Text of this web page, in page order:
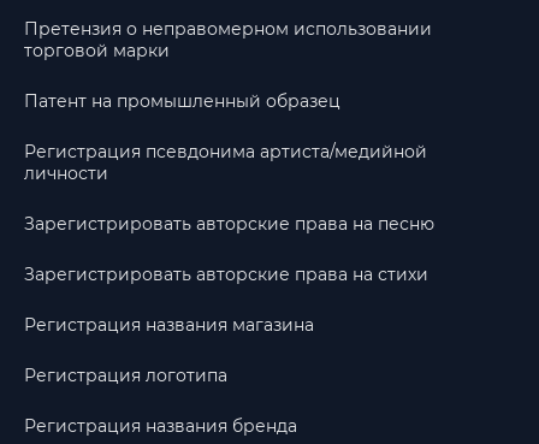
Претензия о неправомерном использовании
торговой марки
Патент на промышленный образец
Регистрация псевдонима артиста/медийной
личности
Зарегистрировать авторские права на песню
Зарегистрировать авторские права на стихи
Регистрация названия магазина
Регистрация логотипа
Регистрация названия бренда